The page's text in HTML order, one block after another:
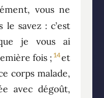
vous ne
le savez : c’est
je vous ai
fois ; 14et
corps malade,
avec dégoût,